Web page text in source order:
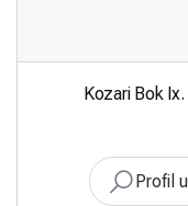
Kozari Bok
Profil